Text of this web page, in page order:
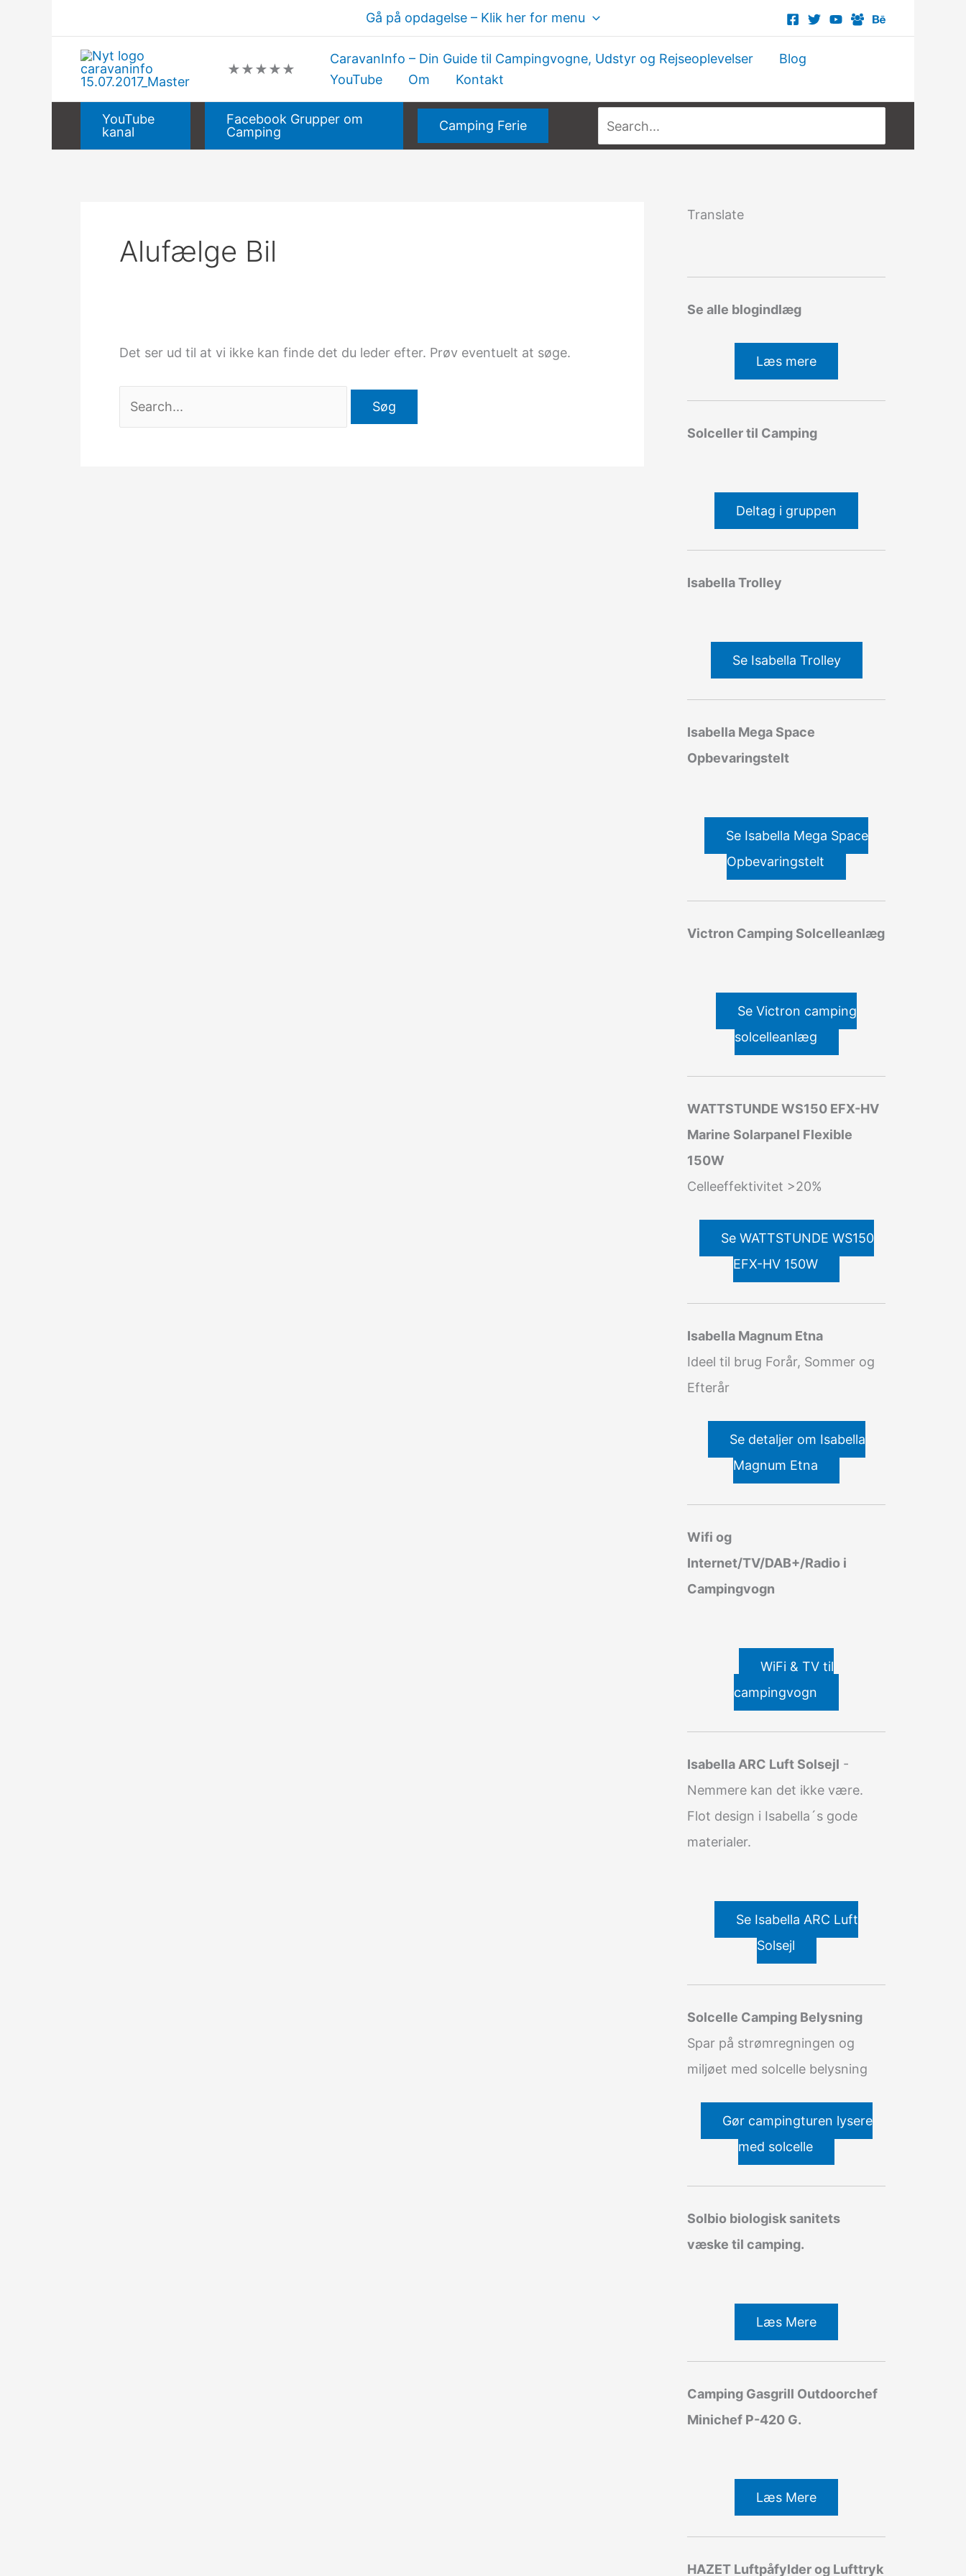
Gå på opdagelse – Klik her for menu
★★★★★
CaravanInfo – Din Guide til Campingvogne, Udstyr og Rejseoplevelser
Blog
YouTube
Om Kontakt
YouTube
kanal
Facebook Grupper om
Camping
Camping Ferie
efter:
Alufælge Bil
Det ser ud til at vi ikke kan finde det du leder efter. Prøv eventuelt at søge.
Translate
Se alle blogindlæg
Læs mere
Solceller til Camping
Deltag i gruppen
Isabella Trolley
Se Isabella Trolley
Isabella Mega Space
Opbevaringstelt
Se Isabella Mega Space
Opbevaringstelt
Victron Camping Solcelleanlæg
Se Victron camping
solcelleanlæg
WATTSTUNDE WS150 EFX-HV
Marine Solarpanel Flexible
150W
Celleeffektivitet >20%
Se WATTSTUNDE WS150
EFX-HV 150W
Isabella Magnum Etna
Ideel til brug Forår, Sommer og
Efterår
Se detaljer om Isabella
Magnum Etna
Wifi og
Internet/TV/DAB+/Radio i
Campingvogn
WiFi & TV til
campingvogn
Isabella ARC Luft Solsejl -
Nemmere kan det ikke være.
Flot design i Isabella´s gode
materialer.
Se Isabella ARC Luft
Solsejl
Solcelle Camping Belysning
Spar på strømregningen og
miljøet med solcelle belysning
Gør campingturen lysere
med solcelle
Solbio biologisk sanitets
væske til camping.
Læs Mere
Camping Gasgrill Outdoorchef
Minichef P-420 G.
Læs Mere
HAZET Luftpåfylder og Lufttryk